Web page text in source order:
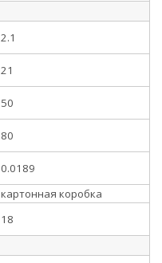
2.1
21
50
80
0.0189
картонная коробка
18